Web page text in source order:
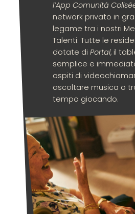
l’AppComunità
network privato in
legame tra i nostri
Talenti. Tutte le
dotate diPortal, il
semplice e
ospiti di
ascoltare musica o
tempo giocando.